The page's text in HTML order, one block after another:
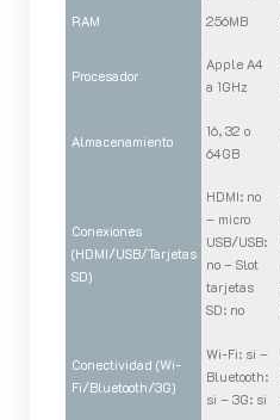
RAM 256MB
Procesador
Apple A4
a 1GHz
Almacenamiento
16, 32 o
64GB
Conexiones
(HDMI/USB/Tarjetas
SD)
HDMI: no
– micro
USB/USB:
no – Slot
tarjetas
SD: no
Conectividad (Wi-
Fi/Bluetooth/3G)
Wi-Fi: si –
Bluetooth:
si – 3G: si